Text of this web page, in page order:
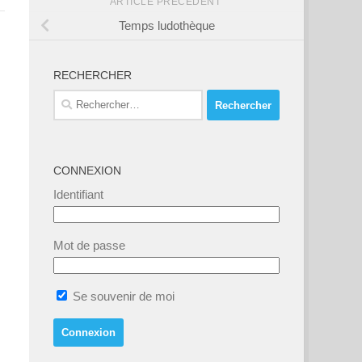
Temps ludothèque
RECHERCHER
Rechercher :
CONNEXION
Identifiant
Mot de passe
Se souvenir de moi